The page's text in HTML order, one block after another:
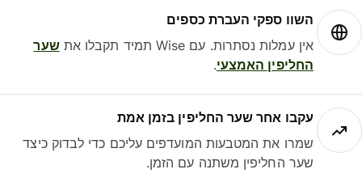
השוו ספקי העברת כספים
אין עמלות נסתרות. עם Wise תמיד תקבלו את
שער
החליפין האמצעי.
עקבו אחר שער החליפין בזמן אמת
שמרו את המטבעות המועדפים עליכם כדי לבדוק כיצד
שער החליפין משתנה עם הזמן.